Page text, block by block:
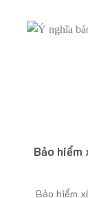
Bảo hiểm
Bảo hiểm